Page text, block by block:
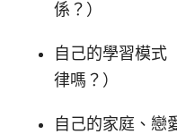
係？）
自己的學習模式
律嗎？）
自己的家庭、戀